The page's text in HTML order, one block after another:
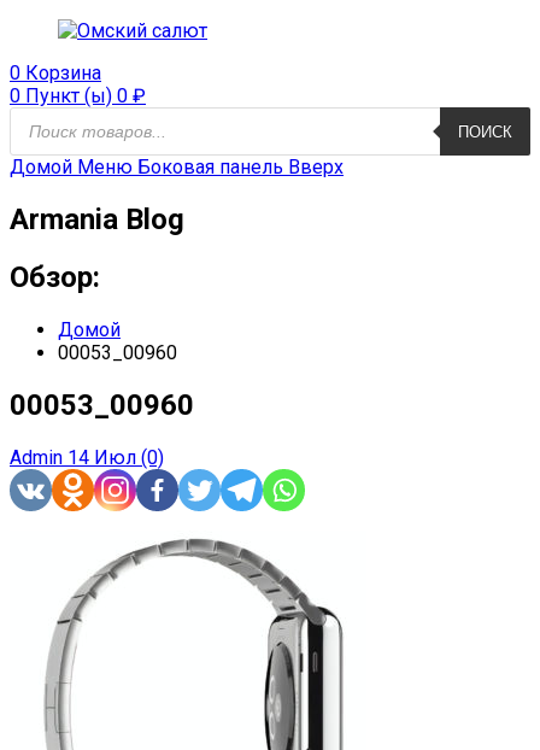
0 Корзина
0 Пункт (ы) 0 ₽
Поиск
продуктов
ПОИСК
Домой Меню Боковая панель Вверх
Armania Blog
Обзор:
Домой
00053_00960
00053_00960
Admin 14 Июл (0)